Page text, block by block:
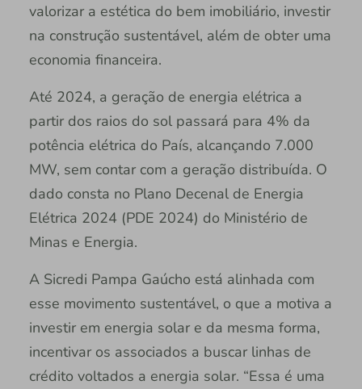
valorizar a estética do bem imobiliário, investir
na construção sustentável, além de obter uma
economia financeira.
Até 2024, a geração de energia elétrica a
partir dos raios do sol passará para 4% da
potência elétrica do País, alcançando 7.000
MW, sem contar com a geração distribuída. O
dado consta no Plano Decenal de Energia
Elétrica 2024 (PDE 2024) do Ministério de
Minas e Energia.
A Sicredi Pampa Gaúcho está alinhada com
esse movimento sustentável, o que a motiva a
investir em energia solar e da mesma forma,
incentivar os associados a buscar linhas de
crédito voltados a energia solar. “Essa é uma